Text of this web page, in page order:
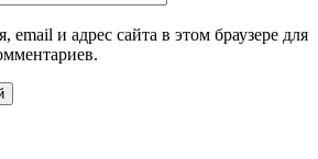
email и адрес сайта в этом браузере для